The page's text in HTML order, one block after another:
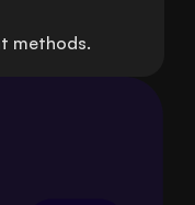
methods.